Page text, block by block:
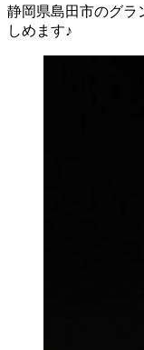
静岡県島田市のグラ
しめます♪